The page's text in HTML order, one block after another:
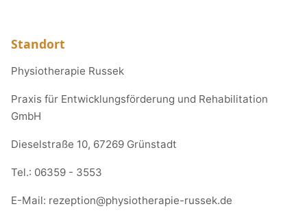
Standort
Physiotherapie Russek
Praxis für Entwicklungsförderung und Rehabilitation
GmbH
Dieselstraße 10, 67269 Grünstadt
Tel.: 06359 - 3553
E-Mail: rezeption@physiotherapie-russek.de